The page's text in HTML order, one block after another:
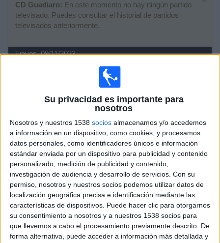
Su privacidad es importante para
nosotros
Nosotros y nuestros 1538 socios almacenamos y/o accedemos
a información en un dispositivo, como cookies, y procesamos
datos personales, como identificadores únicos e información
estándar enviada por un dispositivo para publicidad y contenido
personalizado, medición de publicidad y contenido,
investigación de audiencia y desarrollo de servicios. Con su
permiso, nosotros y nuestros socios podemos utilizar datos de
localización geográfica precisa e identificación mediante las
características de dispositivos. Puede hacer clic para otorgarnos
su consentimiento a nosotros y a nuestros 1538 socios para
que llevemos a cabo el procesamiento previamente descrito. De
forma alternativa, puede acceder a información más detallada y
CD Guadiaro: En este momento no hay ningún partido
televisado. Puedes consultar el historial de partidos
televisados anteriormente.
Jueves, 09/11/2023
Cádiz CF
Sábado, 08/04/2023
17:30 Copa Provincial RFAF
CD Guadiaro
Trebujena CF
RFAF TV
Sábado, 01/04/2023
17:30 Copa Provincial RFAF
Widget